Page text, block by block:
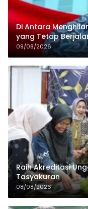
Di Antara
yang Tetap
09/08/2026
Raih Akreditasi
Tasyakuran
08/08/2026